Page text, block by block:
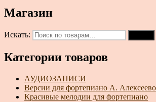
Магазин
Искать:
Категории товаров
АУДИОЗАПИСИ
Версии для фортепиано А.
Красивые мелодии для фортепиано